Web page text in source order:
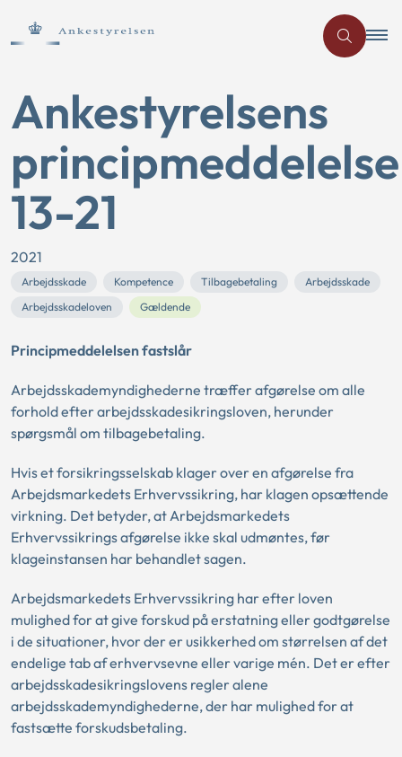
Ankestyrelsens
principmeddelelse
13-21
2021
Arbejdsskade Kompetence Tilbagebetaling
Arbejdsskade
Arbejdsskadeloven
Gældende
Principmeddelelsen fastslår
Arbejdsskademyndighederne træffer afgørelse om alle
forhold efter arbejdsskadesikringsloven, herunder
spørgsmål om tilbagebetaling.
Hvis et forsikringsselskab klager over en afgørelse fra
Arbejdsmarkedets Erhvervssikring, har klagen opsættende
virkning. Det betyder, at Arbejdsmarkedets
Erhvervssikrings afgørelse ikke skal udmøntes, før
klageinstansen har behandlet sagen.
Arbejdsmarkedets Erhvervssikring har efter loven
mulighed for at give forskud på erstatning eller godtgørelse
i de situationer, hvor der er usikkerhed om størrelsen af det
endelige tab af erhvervsevne eller varige mén. Det er efter
arbejdsskadesikringslovens regler alene
arbejdsskademyndighederne, der har mulighed for at
fastsætte forskudsbetaling.